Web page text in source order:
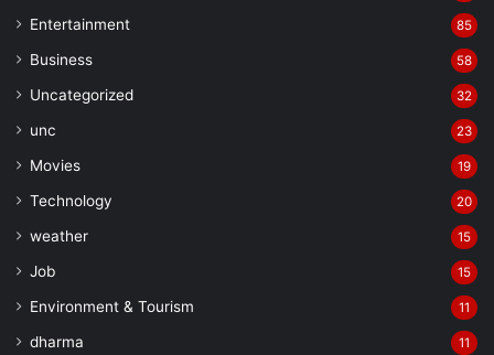
Entertainment 85
Business 58
Uncategorized 32
unc 23
Movies 19
Technology 20
weather 15
Job 15
Environment & Tourism 11
dharma 11